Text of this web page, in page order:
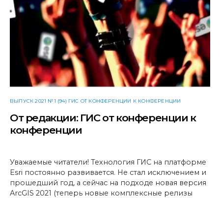
ВЫПУСК 2021 №1 (94) ГИС ОТ КОНФЕРЕНЦИИ К КОНФЕРЕНЦИИ
От редакции: ГИС от конференции к
конференции
Уважаемые читатели! Технология ГИС на платформе
Esri постоянно развивается. Не стал исключением и
прошедший год, а сейчас на подходе новая версия
ArcGIS 2021 (теперь новые комплексные релизы